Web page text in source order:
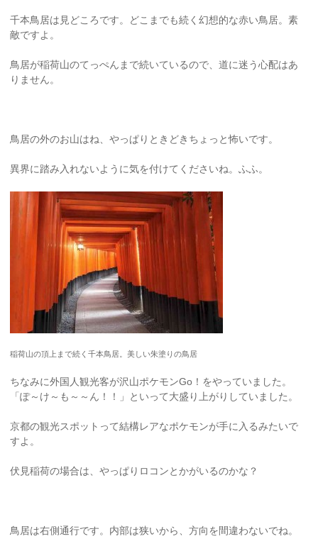
千本鳥居は見どころです。どこまでも続く幻想的な赤い鳥居。素
敵ですよ。
鳥居が稲荷山のてっぺんまで続いているので、道に迷う心配はあ
りません。
鳥居の外のお山はね、やっぱりときどきちょっと怖いです。
異界に踏み入れないように気を付けてくださいね。ふふ。
稲荷山の頂上まで続く千本鳥居。美しい朱塗りの鳥居
ちなみに外国人観光客が沢山ポケモンGo！をやっていました。
「ぽ～け～も～～ん！！」といって大盛り上がりしていました。
京都の観光スポットって結構レアなポケモンが手に入るみたいで
すよ。
伏見稲荷の場合は、やっぱりロコンとかがいるのかな？
鳥居は右側通行です。内部は狭いから、方向を間違わないでね。